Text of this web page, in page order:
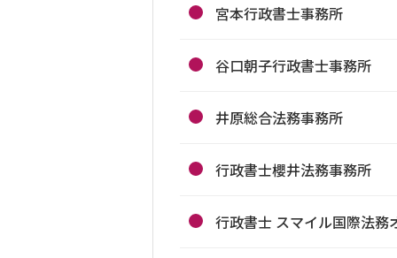
宮本行政書士事務所
谷口朝子行政書士事務所
井原総合法務事務所
行政書士櫻井法務事務所
行政書士 スマイル国際法務